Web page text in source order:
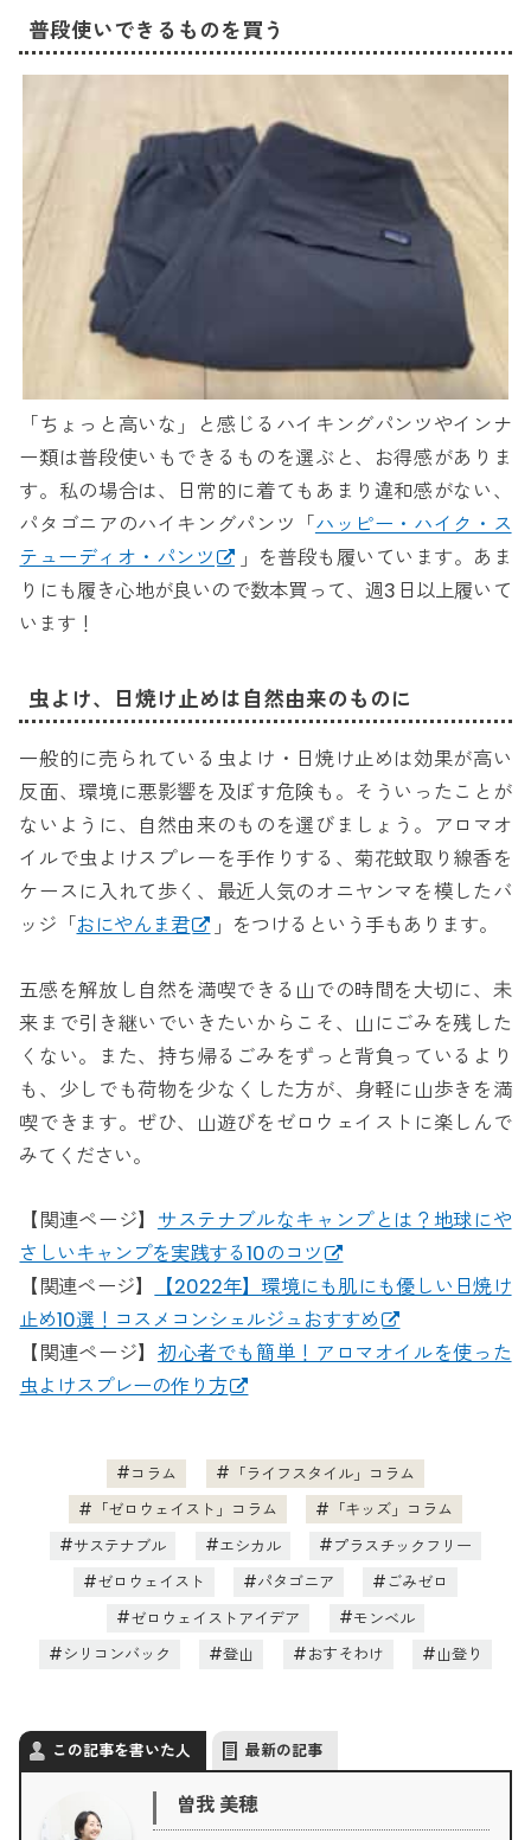
普段使いできるものを買う
「ちょっと高いな」と感じるハイキングパンツやインナ
ー類は普段使いもできるものを選ぶと、お得感がありま
す。私の場合は、日常的に着てもあまり違和感がない、
パタゴニアのハイキングパンツ「ハッピー・ハイク・ス
テューディオ・パンツ
」を普段も履いています。あま
りにも履き心地が良いので数本買って、週3日以上履いて
います！
虫よけ、日焼け止めは自然由来のものに
一般的に売られている虫よけ・日焼け止めは効果が高い
反面、環境に悪影響を及ぼす危険も。そういったことが
ないように、自然由来のものを選びましょう。アロマオ
イルで虫よけスプレーを手作りする、菊花蚊取り線香を
ケースに入れて歩く、最近人気のオニヤンマを模したバ
ッジ「おにやんま君 」をつけるという手もあります。
五感を解放し自然を満喫できる山での時間を大切に、未
来まで引き継いでいきたいからこそ、山にごみを残した
くない。また、持ち帰るごみをずっと背負っているより
も、少しでも荷物を少なくした方が、身軽に山歩きを満
喫できます。ぜひ、山遊びをゼロウェイストに楽しんで
みてください。
【関連ページ】 サステナブルなキャンプとは？地球にや
さしいキャンプを実践する10のコツ
【関連ページ】
【2022年】環境にも肌にも優しい日焼け
止め10選！コスメコンシェルジュおすすめ
【関連ページ】 初心者でも簡単！アロマオイルを使った
虫よけスプレーの作り方
コラム
「ライフスタイル」コラム
「ゼロウェイスト」コラム
「キッズ」コラム
サステナブル
エシカル
プラスチックフリー
ゼロウェイスト
パタゴニア
ごみゼロ
ゼロウェイストアイデア
モンベル
シリコンバック
登山 おすそわけ 山登り
この記事を書いた人 最新の記事
曽我 美穂